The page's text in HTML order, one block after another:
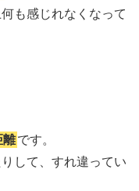
も感じれなくなって
離です。
して、すれ違ってい